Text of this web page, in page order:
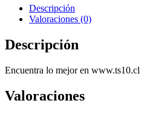
MARINE
ML.
cantidad
Descripción
Valoraciones (0)
Descripción
Encuentra lo mejor en www.ts10.cl
Valoraciones